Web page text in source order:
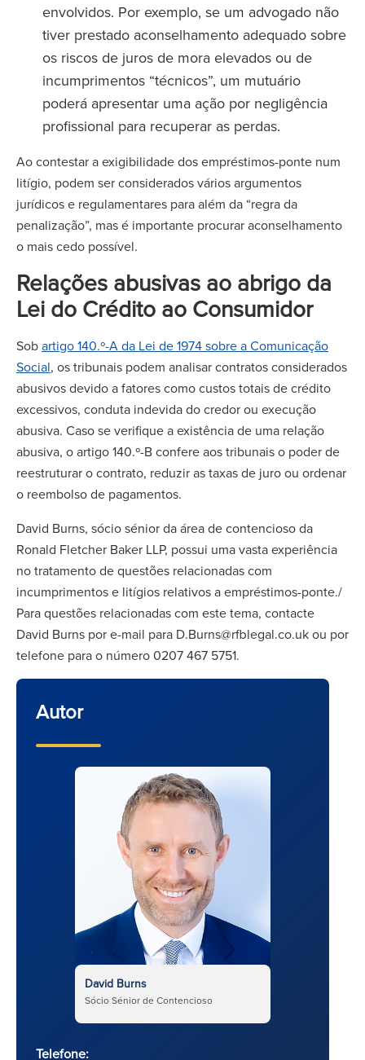
envolvidos. Por exemplo, se um advogado não
tiver prestado aconselhamento adequado sobre
os riscos de juros de mora elevados ou de
incumprimentos “técnicos”, um mutuário
poderá apresentar uma ação por negligência
profissional para recuperar as perdas.
Ao contestar a exigibilidade dos empréstimos-ponte num
litígio, podem ser considerados vários argumentos
jurídicos e regulamentares para além da “regra da
penalização”, mas é importante procurar aconselhamento
o mais cedo possível.
Relações abusivas ao abrigo da
Lei do Crédito ao Consumidor
Sobartigo 140.º-A da Lei de 1974 sobre a Comunicação
Social, os tribunais podem analisar contratos considerados
abusivos devido a fatores como custos totais de crédito
excessivos, conduta indevida do credor ou execução
abusiva. Caso se verifique a existência de uma relação
abusiva, o artigo 140.º-B confere aos tribunais o poder de
reestruturar o contrato, reduzir as taxas de juro ou ordenar
o reembolso de pagamentos.
David Burns, sócio sénior da área de contencioso da
Ronald Fletcher Baker LLP, possui uma vasta experiência
no tratamento de questões relacionadas com
incumprimentos e litígios relativos a empréstimos-ponte./
Para questões relacionadas com este tema, contacte
David Burns por e-mail para D.Burns@rfblegal.co.uk ou por
telefone para o número 0207 467 5751.
Autor
David Burns
Sócio Sénior de Contencioso
Telefone: